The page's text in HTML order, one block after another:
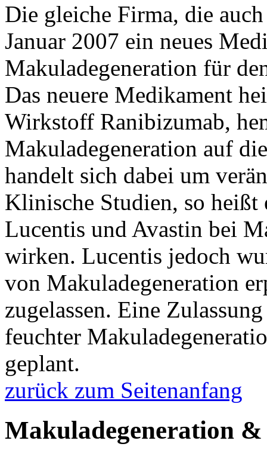
Die gleiche Firma, die
Januar 2007 ein neues
Makuladegeneration für
Das neuere Medikament
Wirkstoff Ranibizumab,
Makuladegeneration auf
handelt sich dabei um
Klinische Studien, so heißt
Lucentis und Avastin bei
wirken. Lucentis jedoch
von Makuladegeneration
zugelassen. Eine
feuchter
geplant.
zurück zum Seitenanfang
Makuladegeneration